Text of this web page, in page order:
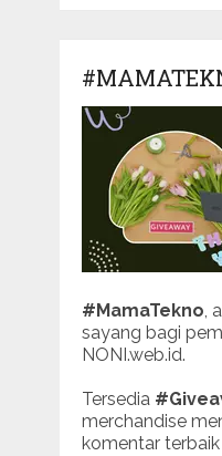
#MamaTekno,
sayang bagi
NONI.web.id.
Tersedia
merchandise
komentar